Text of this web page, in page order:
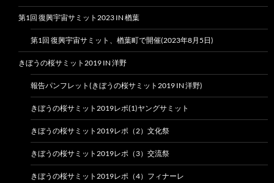
第1回 復興宇宙サミット2023 IN 楢葉
第1回 復興宇宙サミット、楢葉町で開催(2023年8月5日)
きぼうの桜サミット2019 IN 洋野
報告パンフレット(きぼうの桜サミット2019 IN 洋野)
きぼうの桜サミット2019レポ(1)ヤングサミット
きぼうの桜サミット2019レポ（2）文化祭
きぼうの桜サミット2019レポ（3）交流祭
きぼうの桜サミット2019レポ（4）フィナーレ